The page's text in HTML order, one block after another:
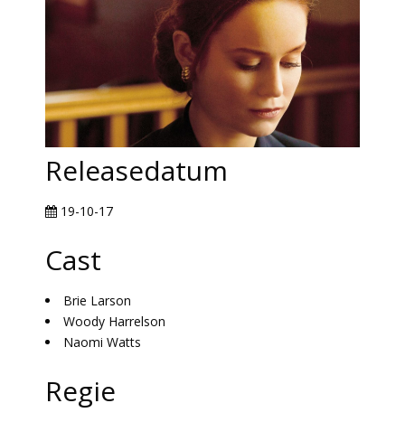
Releasedatum
19-10-17
Cast
Brie Larson
Woody Harrelson
Naomi Watts
Regie